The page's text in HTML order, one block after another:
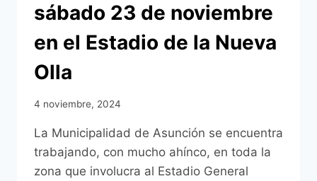
sábado 23 de noviembre
en el Estadio de la Nueva
Olla
4 noviembre, 2024
La Municipalidad de Asunción se encuentra
trabajando, con mucho ahínco, en toda la
zona que involucra al Estadio General